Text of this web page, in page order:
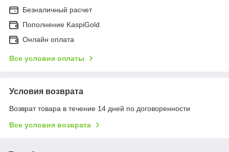
Безналичный расчет
Пополнение KaspiGold
Онлайн оплата
Все условия оплаты
Условия возврата
Возврат товара в течение 14 дней по договоренности
Все условия возврата